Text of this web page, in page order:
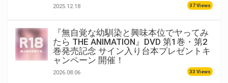
2025.12.18 37 Views
『無自覚な幼馴染と興味本位でヤってみ
たら THE ANIMATION』DVD 第1巻・第2
巻発売記念 サイン入り台本プレゼントキ
ャンペーン 開催！
2026.08.06 33 Views